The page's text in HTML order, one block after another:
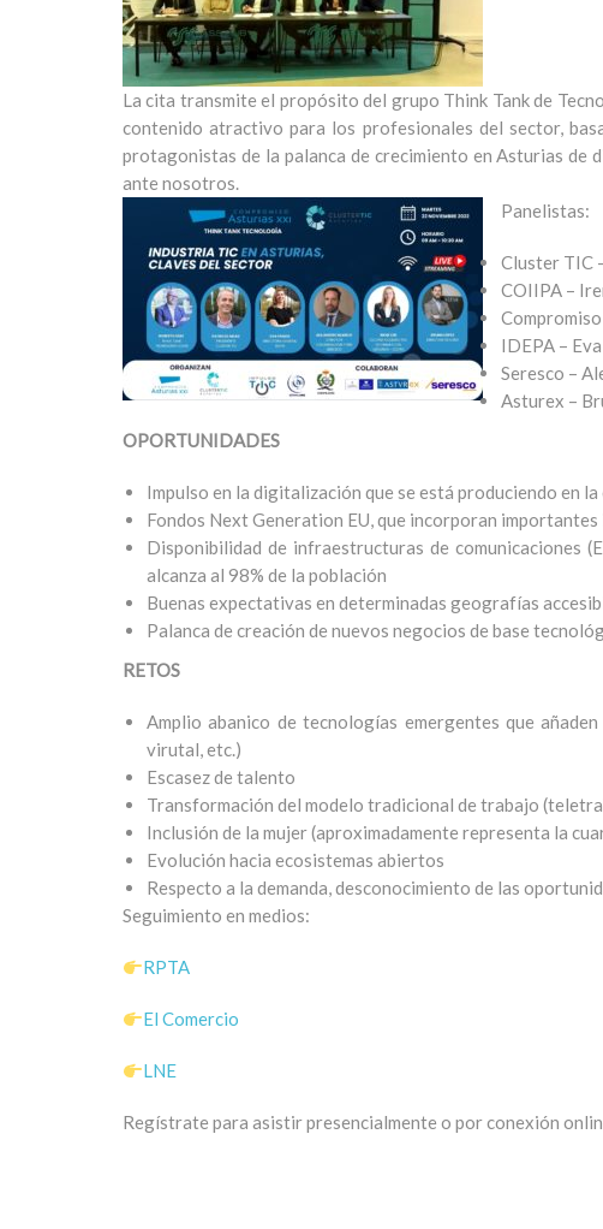
La cita transmite el propósito del grupo Think Tank de
contenido atractivo para los profesionales del sector,
protagonistas de la palanca de crecimiento en Asturias de
ante nosotros.
Panelistas:
Cluster TIC
COIIPA –
IDEPA –
Seresco –
Asturex –
OPORTUNIDADES
Impulso en la digitalización que se está produciendo en
Fondos Next Generation EU, que incorporan
Disponibilidad de infraestructuras de comunicaciones
alcanza al 98% de la población
Buenas expectativas en determinadas geografías
Palanca de creación de nuevos negocios de base
RETOS
Amplio abanico de tecnologías emergentes que
virutal, etc.)
Escasez de talento
Transformación del modelo tradicional de trabajo
Inclusión de la mujer (aproximadamente representa la
Evolución hacia ecosistemas abiertos
Respecto a la demanda, desconocimiento de las
Seguimiento en medios:
RPTA
El Comercio
LNE
Regístrate para asistir presencialmente o por conexión